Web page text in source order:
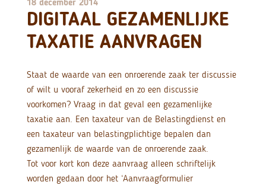
18 december 2014
DIGITAAL GEZAMENLIJKE
TAXATIE AANVRAGEN
Staat de waarde van een onroerende zaak ter discussie
of wilt u vooraf zekerheid en zo een discussie
voorkomen? Vraag in dat geval een gezamenlijke
taxatie aan. Een taxateur van de Belastingdienst en
een taxateur van belastingplichtige bepalen dan
gezamenlijk de waarde van de onroerende zaak.
Tot voor kort kon deze aanvraag alleen schriftelijk
worden gedaan door het ‘Aanvraagformulier